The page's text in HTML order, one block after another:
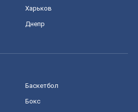
Харьков
Днепр
Баскетбол
Бокс